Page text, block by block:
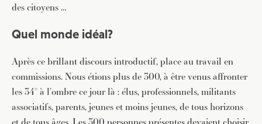
des citoyens …
Quel monde idéal?
Après ce brillant discours introductif, place au travail en
commissions. Nous étions plus de 300, à être venus affronter
les 34° à l’ombre ce jour là : élus, professionnels, militants
associatifs, parents, jeunes et moins jeunes, de tous horizons